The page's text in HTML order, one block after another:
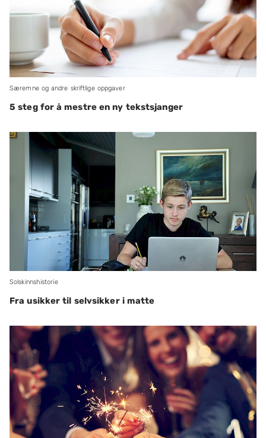
Særemne og andre skriftlige oppgaver
5 steg for å mestre en ny tekstsjanger
Solskinnshistorie
Fra usikker til selvsikker i matte